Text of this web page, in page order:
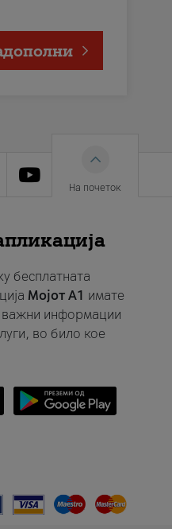
На почеток
бесплатната
Мојот A1 имате
важни информации
во било кое